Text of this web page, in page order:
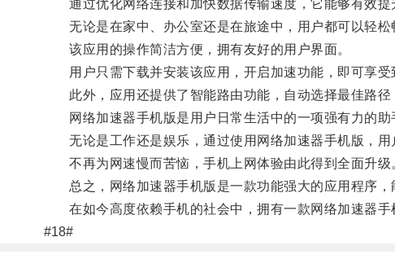
通过优化网络连接和加快数据传输速度，它能够有效提
无论是在家中、办公室还是在旅途中，用户都可以轻松
该应用的操作简洁方便，拥有友好的用户界面。
用户只需下载并安装该应用，开启加速功能，即可享受
此外，应用还提供了智能路由功能，自动选择最佳路径
网络加速器手机版是用户日常生活中的一项强有力的助
无论是工作还是娱乐，通过使用网络加速器手机版，用
不再为网速慢而苦恼，手机上网体验由此得到全面升级
总之，网络加速器手机版是一款功能强大的应用程序，
在如今高度依赖手机的社会中，拥有一款网络加速器手
#18#